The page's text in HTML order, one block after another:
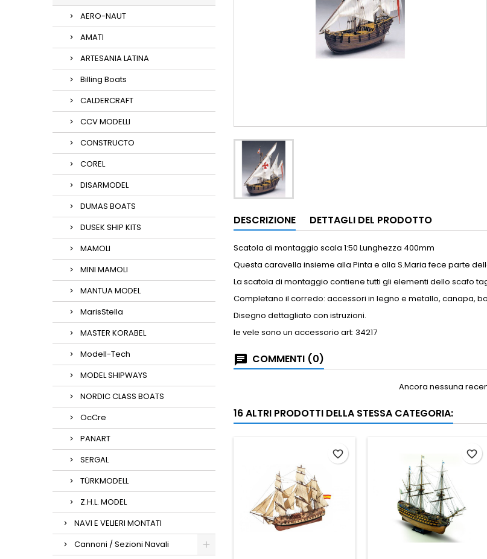
AERO-NAUT
AMATI
ARTESANIA LATINA
Billing Boats
CALDERCRAFT
CCV MODELLI
CONSTRUCTO
COREL
DISARMODEL
DUMAS BOATS
DUSEK SHIP KITS
MAMOLI
MINI MAMOLI
MANTUA MODEL
MarisStella
MASTER KORABEL
Modell-Tech
MODEL SHIPWAYS
NORDIC CLASS BOATS
OcCre
PANART
SERGAL
TÜRKMODELL
Z.H.L. MODEL
NAVI E VELIERI MONTATI
Cannoni / Sezioni Navali
DESCRIZIONE DETTAGLI DEL PRODOTTO
Scatola di montaggio scala 1:50 Lunghezza 400mm
Questa caravella insieme alla Pinta e alla S.Maria fece parte
La scatola di montaggio contiene tutti gli elementi dello scafo
Completano il corredo: accessori in legno e metallo, canapa,
Disegno dettagliato con istruzioni.
le vele sono un accessorio art: 34217
COMMENTI (0)
Ancora nessuna
16 ALTRI PRODOTTI DELLA STESSA CATEGORIA:
favorite_border favorite_border